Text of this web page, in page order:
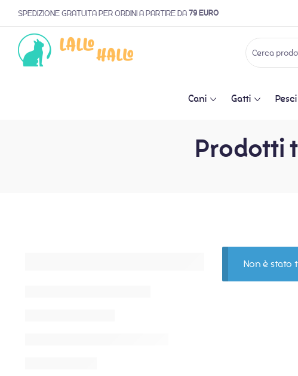
SPEDIZIONE GRATUITA PER ORDINI A PARTIRE DA79 EURO
Cani Gatti Pesci
Prodotti
Non è stato